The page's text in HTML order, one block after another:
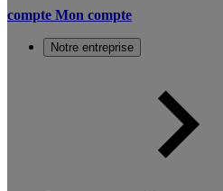
compte Mon compte
Notre entreprise